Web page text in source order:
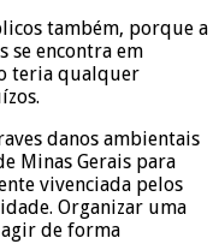
também, porque a
se encontra em
teria qualquer
danos ambientais
Minas Gerais para
vivenciada pelos
Organizar uma
de forma